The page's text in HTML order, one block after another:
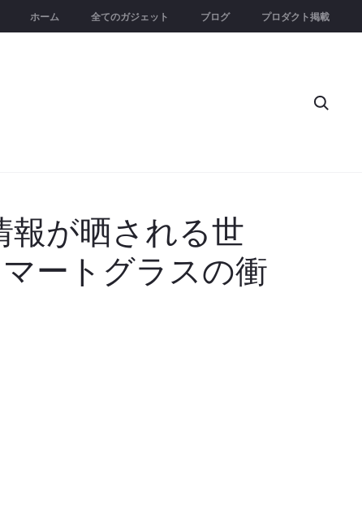
ホーム 全てのガジェット ブログ プロダクト掲載
報が晒される世
ートグラスの衝